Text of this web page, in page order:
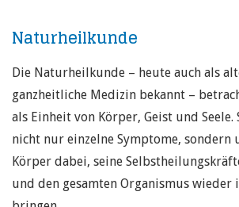
Naturheilkunde
Die Naturheilkunde – heute auch als
ganzheitliche Medizin bekannt –
als Einheit von Körper, Geist und Seele.
nicht nur einzelne Symptome, sondern
Körper dabei, seine
und den gesamten Organismus wieder